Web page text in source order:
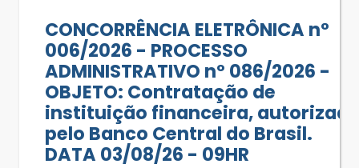
CONCORRÊNCIA ELETRÔNICA n°
006/2026 - PROCESSO
ADMINISTRATIVO nº 086/2026 -
OBJETO: Contratação de
instituição financeira,
pelo Banco Central do Brasil.
DATA 03/08/26 - 09HR